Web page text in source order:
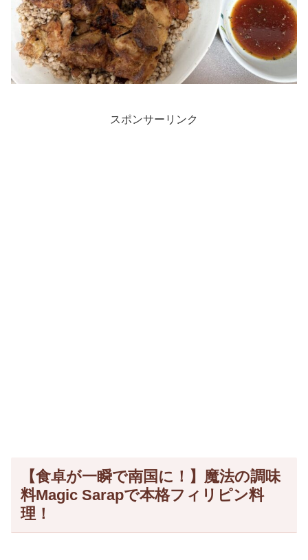
スポンサーリンク
【食卓が一瞬で南国に！】魔法の調味
料Magic Sarapで本格フィリピン料
理！